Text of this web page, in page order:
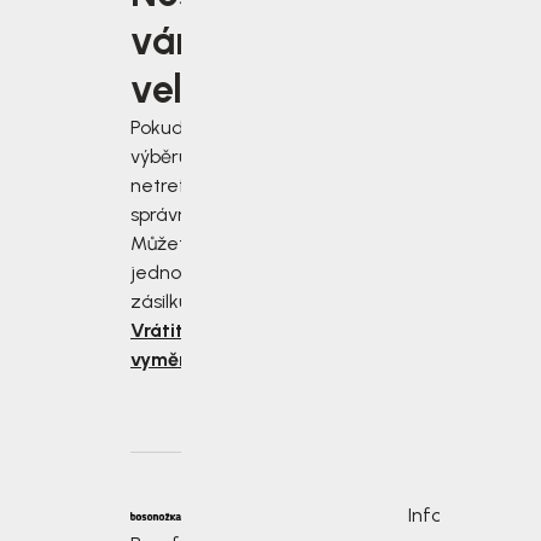
vám
velikost?
Pokud jste při
výběru velikosti
netrefili tu
správnou, nevadí!
Můžete nám
jednoduše vrátit
zásilku do 14 dnů.
Vrátit nebo
vyměnit zboží
Informace